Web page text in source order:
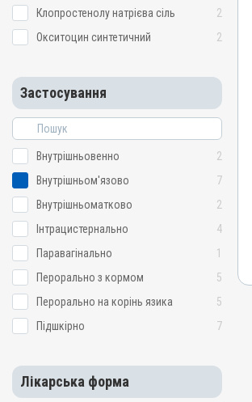
Клопростенолу натрієва сіль
2
Окситоцин синтетичний
2
Застосування
Внутрішньовенно
2
Внутрішньом'язово
7
Внутрішньоматково
2
Інтрацистернально
4
Паравагінально
1
Перорально з кормом
5
Перорально на корінь язика
5
Підшкірно
7
Лікарська форма